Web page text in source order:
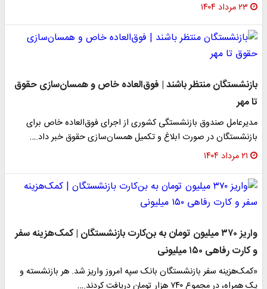
۲۳ مرداد ۱۴۰۴
بازنشستگان منتظر باشند | فوق‌العاده خاص و همسان‌سازی حقوق
تا مهر
مدیرعامل صندوق بازنشستگی کشوری از اجرای فوق‌العاده خاص برای
بازنشستگان در صورت ابلاغ و تکمیل همسان‌سازی حقوق خبر داد.…
۲۱ مرداد ۱۴۰۴
واریز ۳۷۰ میلیون تومان به بن‌کارت بازنشستگان | کمک‌هزینه سفر
و کارت رفاهی ۱۵۰ میلیونی
«کمک‌هزینه سفر بازنشستگان بانک سپه امروز واریز شد. هر بازنشسته و
یک همراه، در مجموع ۷۴۰ هزار تومان دریافت کردند.…